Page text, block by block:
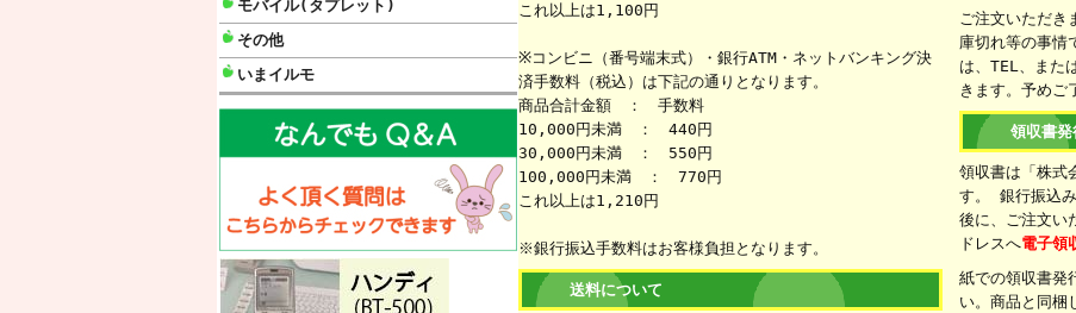
モバイル(タプレット)
その他
いまイルモ
これ以上は1,100円
※コンビニ（番号端末式）・銀行ATM・ネットバンキング決
済手数料（税込）は下記の通りとなります。
商品合計金額 ： 手数料
10,000円未満 ： 440円
30,000円未満 ： 550円
100,000円未満 ： 770円
これ以上は1,210円
※銀行振込手数料はお客様負担となります。
送料について
ご注文いただき
庫切れ等の事情
は、TEL、また
きます。予めご
領収書発
領収書は「株式
す。 銀行振込
後に、ご注文い
ドレスへ電子領
紙での領収書発
い。商品と同梱